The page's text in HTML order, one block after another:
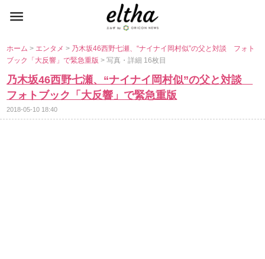
ホーム> エンタメ> 乃木坂46西野七瀬、“ナイナイ岡村似”の父と対談 フォト
ブック「大反響」で緊急重版> 写真・詳細 16枚目
乃木坂46西野七瀬、“ナイナイ岡村似”の父と対談
フォトブック「大反響」で緊急重版
2018-05-10 18:40